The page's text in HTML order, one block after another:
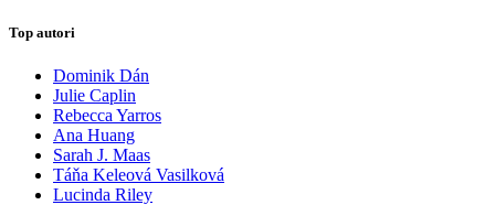
Top autori
Dominik Dán
Julie Caplin
Rebecca Yarros
Ana Huang
Sarah J. Maas
Táňa Keleová Vasilková
Lucinda Riley